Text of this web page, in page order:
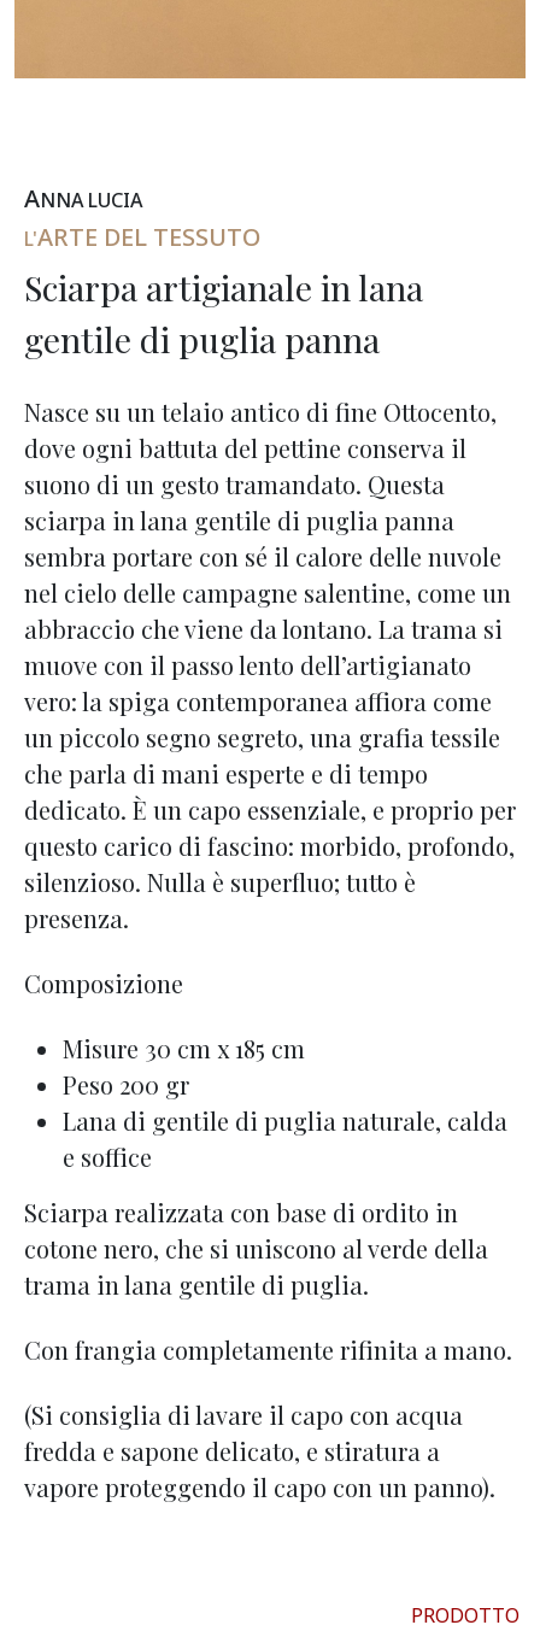
ANNALUCIA
L'ARTE DEL TESSUTO
Sciarpa artigianale in lana
gentile di puglia panna
Nasce su un telaio antico di fine Ottocento,
dove ogni battuta del pettine conserva il
suono di un gesto tramandato. Questa
sciarpa in lana gentile di puglia panna
sembra portare con sé il calore delle nuvole
nel cielo delle campagne salentine, come un
abbraccio che viene da lontano. La trama si
muove con il passo lento dell’artigianato
vero: la spiga contemporanea affiora come
un piccolo segno segreto, una grafia tessile
che parla di mani esperte e di tempo
dedicato. È un capo essenziale, e proprio per
questo carico di fascino: morbido, profondo,
silenzioso. Nulla è superfluo; tutto è
presenza.
Composizione
Misure 30 cm x 185 cm
Peso 200 gr
Lana di gentile di puglia naturale, calda
e soffice
Sciarpa realizzata con base di ordito in
cotone nero, che si uniscono al verde della
trama in lana gentile di puglia.
Con frangia completamente rifinita a mano.
(Si consiglia di lavare il capo con acqua
fredda e sapone delicato, e stiratura a
vapore proteggendo il capo con un panno).
PRODOTTO